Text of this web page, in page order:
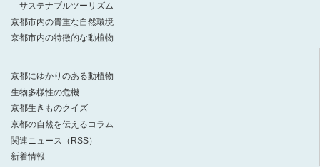
サステナブルツーリズム
京都市内の貴重な自然環境
京都市内の特徴的な動植物
京都にゆかりのある動植物
生物多様性の危機
京都生きものクイズ
京都の自然を伝えるコラム
関連ニュース（RSS）
新着情報